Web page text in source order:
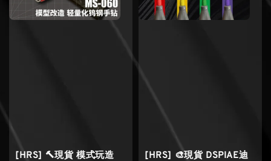
[HRS] 🔨現貨 模式玩造
[HRS] 🎨現貨 DSPIAE迪